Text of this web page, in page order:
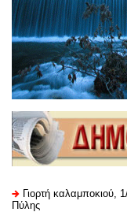
Γιορτή
Πύλης